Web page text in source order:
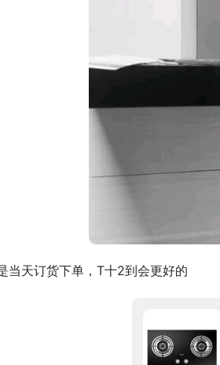
当天订货下单，T十2到会更好的